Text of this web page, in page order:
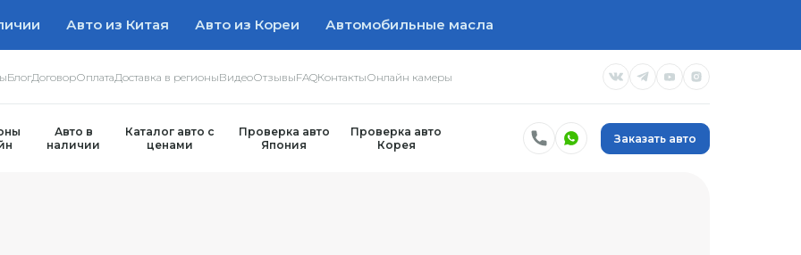
Авто из Китая Авто из Кореи Автомобильные масла
БлогДоговорОплатаДоставка в регионыВидеоОтзывыFAQКонтактыОнлайн камеры
Авто в
наличии
Каталог авто с
ценами
Проверка авто
Япония
Проверка авто
Корея
Заказать авто